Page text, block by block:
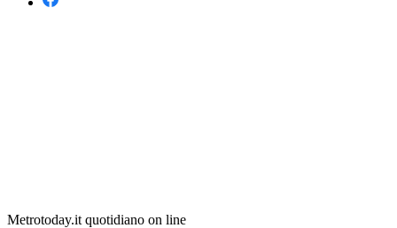
Metrotoday.it quotidiano on line